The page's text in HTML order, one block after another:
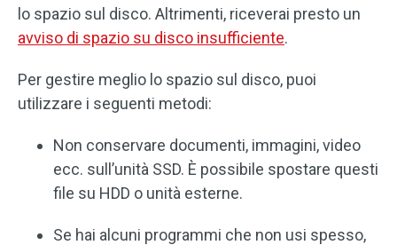
lo spazio sul disco. Altrimenti, riceverai presto un
avviso di spazio su disco insufficiente.
Per gestire meglio lo spazio sul disco, puoi
utilizzare i seguenti metodi:
Non conservare documenti, immagini, video
ecc. sull’unità SSD. È possibile spostare questi
file su HDD o unità esterne.
Se hai alcuni programmi che non usi spesso,